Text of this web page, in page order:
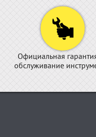
Официальная
обслуживание